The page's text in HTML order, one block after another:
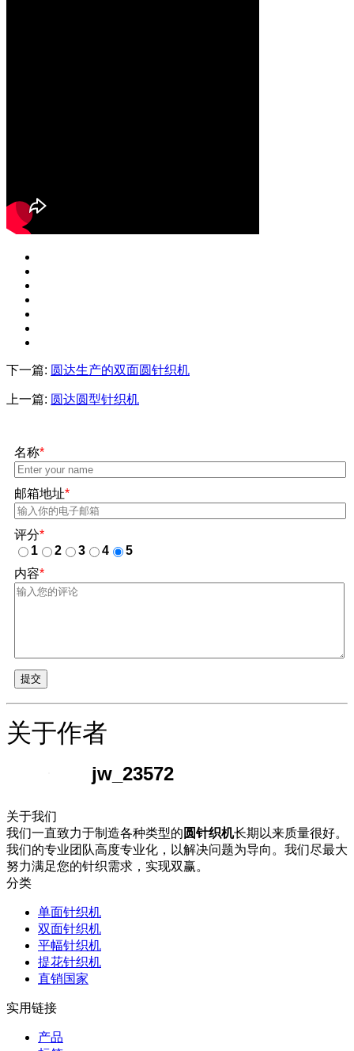
下一篇: 圆达生产的双面圆针织机
上一篇: 圆达圆型针织机
名称*
邮箱地址*
评分*
1
2 3 4
5
内容*
提交
关于作者
jw_23572
关于我们
我们一直致力于制造各种类型的 圆针织机长期以来质量很好。
我们的专业团队高度专业化，以解决问题为导向。我们尽最大
努力满足您的针织需求，实现双赢。
分类
单面针织机
双面针织机
平幅针织机
提花针织机
直销国家
实用链接
产品